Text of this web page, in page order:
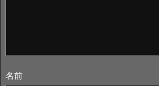
名前